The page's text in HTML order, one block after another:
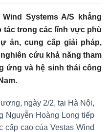
Systems A/S khẳng
tác trong các lĩnh vực phù
án, cung cấp giải pháp,
cứu khả năng tham
ứng và hệ sinh thái công
ngày 2/2, tại Hà Nội,
Nguyễn Hoàng Long tiếp
cấp cao của Vestas Wind